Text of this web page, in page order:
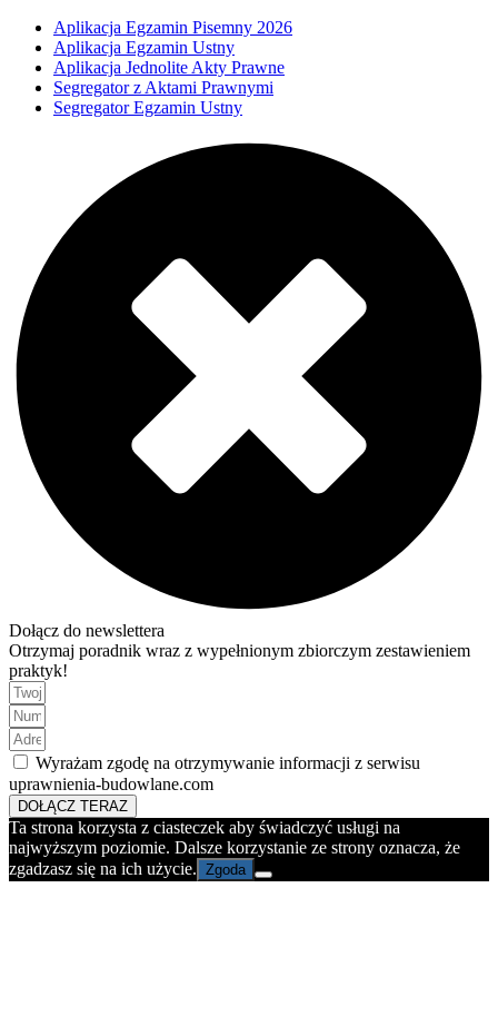
Aplikacja Egzamin Pisemny 2026
Aplikacja Egzamin Ustny
Aplikacja Jednolite Akty Prawne
Segregator z Aktami Prawnymi
Segregator Egzamin Ustny
Dołącz do newslettera
Otrzymaj poradnik wraz z wypełnionym zbiorczym zestawieniem
praktyk!
Wyrażam zgodę na otrzymywanie informacji z serwisu
uprawnienia-budowlane.com
DOŁĄCZ TERAZ
Ta strona korzysta z ciasteczek aby świadczyć usługi na
najwyższym poziomie. Dalsze korzystanie ze strony oznacza, że
zgadzasz się na ich użycie. Zgoda